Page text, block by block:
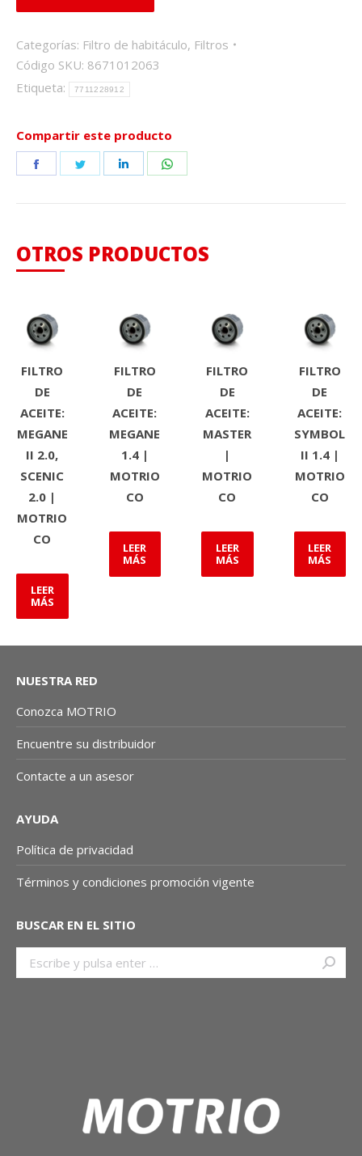
Categorías: Filtro de habitáculo, Filtros
Código SKU: 8671012063
Etiqueta:
7711228912
Compartir este producto
Share
Share
Share
OTROS PRODUCTOS
FILTRO
DE
ACEITE:
MEGANE
II 2.0,
SCENIC
2.0 |
MOTRIO
CO
LEER
MÁS
FILTRO
DE
ACEITE:
MEGANE
1.4 |
MOTRIO
CO
LEER
MÁS
FILTRO
DE
ACEITE:
MASTER
|
MOTRIO
CO
LEER
MÁS
FILTRO
DE
ACEITE:
SYMBOL
II 1.4 |
MOTRIO
CO
LEER
MÁS
NUESTRA RED
Conozca MOTRIO
Encuentre su distribuidor
Contacte a un asesor
AYUDA
Política de privacidad
Términos y condiciones promoción vigente
BUSCAR EN EL SITIO